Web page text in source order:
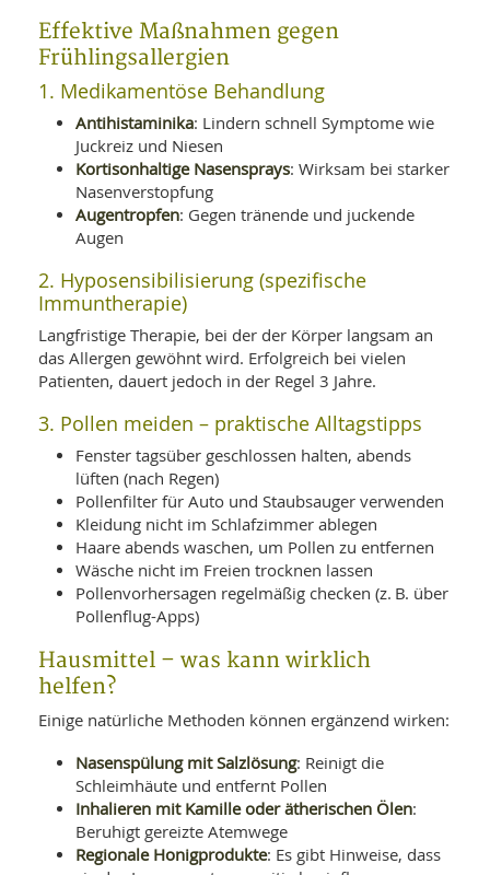
Effektive Maßnahmen gegen
Frühlingsallergien
1. Medikamentöse Behandlung
Antihistaminika: Lindern schnell Symptome wie
Juckreiz und Niesen
Kortisonhaltige Nasensprays: Wirksam bei starker
Nasenverstopfung
Augentropfen: Gegen tränende und juckende
Augen
2. Hyposensibilisierung (spezifische
Immuntherapie)
Langfristige Therapie, bei der der Körper langsam an
das Allergen gewöhnt wird. Erfolgreich bei vielen
Patienten, dauert jedoch in der Regel 3 Jahre.
3. Pollen meiden – praktische Alltagstipps
Fenster tagsüber geschlossen halten, abends
lüften (nach Regen)
Pollenfilter für Auto und Staubsauger verwenden
Kleidung nicht im Schlafzimmer ablegen
Haare abends waschen, um Pollen zu entfernen
Wäsche nicht im Freien trocknen lassen
Pollenvorhersagen regelmäßig checken (z. B. über
Pollenflug-Apps)
Hausmittel – was kann wirklich
helfen?
Einige natürliche Methoden können ergänzend wirken:
Nasenspülung mit Salzlösung: Reinigt die
Schleimhäute und entfernt Pollen
Inhalieren mit Kamille oder ätherischen Ölen:
Beruhigt gereizte Atemwege
Regionale Honigprodukte: Es gibt Hinweise, dass